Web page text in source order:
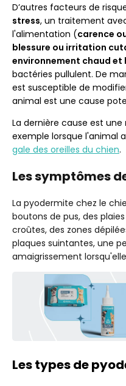
D’autres facteurs de
stress, un traitement
l'alimentation (carence
blessure ou irritation
environnement chaud et
bactéries pullulent. De
est susceptible de
animal est une cause
La dernière cause est une
exemple lorsque l'animal
gale des oreilles du chien.
Les symptômes
La pyodermite chez le
boutons de pus, des
croûtes, des zones
plaques suintantes, une
amaigrissement
Les types de